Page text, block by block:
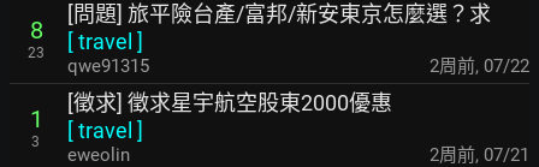
8
23
[問題] 旅平險台產/富邦/新安東京怎麼選？求
[travel ]
qwe91315 2周前, 07/22
1
3
[徵求] 徵求星宇航空股東2000優惠
[travel ]
eweolin 2周前, 07/21